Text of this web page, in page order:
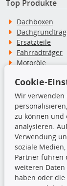
Top Produkte
Dachboxen
Ersatzteile
Fahrradträger
Motoröle
Schneeketten
TecDoc Inside
Die hier angezeigten
nicht kopiert werden.
Cookie-
Wir verwenden
zu können und
analysieren.
Verwendung
soziale
Partner führen
weiteren
haben oder